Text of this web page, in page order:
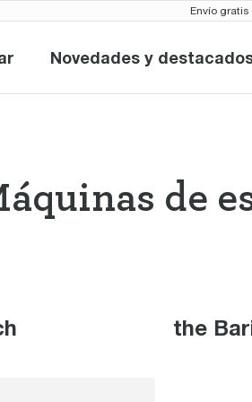
Envío gratis
Novedades yNovedades
de
the